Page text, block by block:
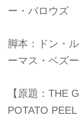
ー・バロウズ
脚本：ドン・
ーマス・ベズ
【原題：THE
POTATO